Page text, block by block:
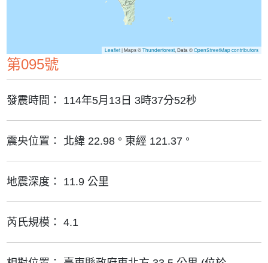
Leaflet| Maps ©Thunderforest, Data ©OpenStreetMap contributors
第095號
發震時間： 114年5月13日 3時37分52秒
震央位置： 北緯 22.98 ° 東經 121.37 °
地震深度： 11.9 公里
芮氏規模： 4.1